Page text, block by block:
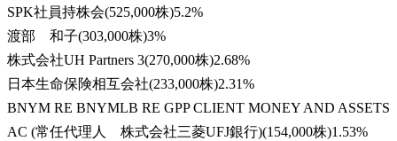
SPK社員持株会(525,000株)5.2%
渡部 和子(303,000株)3%
株式会社UH Partners 3(270,000株)2.68%
日本生命保険相互会社(233,000株)2.31%
BNYM RE BNYMLB RE GPP CLIENT MONEY AND ASSETS
AC (常任代理人 株式会社三菱UFJ銀行)(154,000株)1.53%